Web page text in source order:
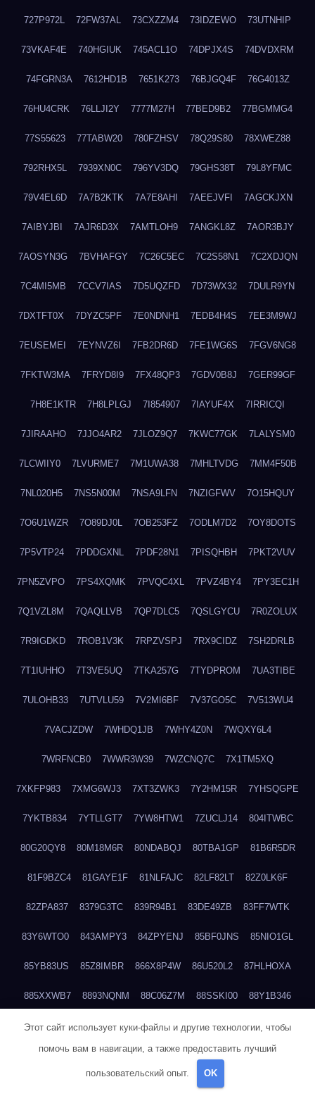
727P972L 72FW37AL 73CXZZM4 73IDZEWO 73UTNHIP
73VKAF4E 740HGIUK 745ACL1O 74DPJX4S 74DVDXRM
74FGRN3A 7612HD1B 7651K273 76BJGQ4F 76G4013Z
76HU4CRK 76LLJI2Y 7777M27H 77BED9B2 77BGMMG4
77S55623 77TABW20 780FZHSV 78Q29S80 78XWEZ88
792RHX5L 7939XN0C 796YV3DQ 79GHS38T 79L8YFMC
79V4EL6D 7A7B2KTK 7A7E8AHI 7AEEJVFI 7AGCKJXN
7AIBYJBI 7AJR6D3X 7AMTLOH9 7ANGKL8Z 7AOR3BJY
7AOSYN3G 7BVHAFGY 7C26C5EC 7C2S58N1 7C2XDJQN
7C4MI5MB 7CCV7IAS 7D5UQZFD 7D73WX32 7DULR9YN
7DXTFT0X 7DYZC5PF 7E0NDNH1 7EDB4H4S 7EE3M9WJ
7EUSEMEI 7EYNVZ6I 7FB2DR6D 7FE1WG6S 7FGV6NG8
7FKTW3MA 7FRYD8I9 7FX48QP3 7GDV0B8J 7GER99GF
7H8E1KTR 7H8LPLGJ 7I854907 7IAYUF4X 7IRRICQI
7JIRAAHO 7JJO4AR2 7JLOZ9Q7 7KWC77GK 7LALYSM0
7LCWIIY0 7LVURME7 7M1UWA38 7MHLTVDG 7MM4F50B
7NL020H5 7NS5N00M 7NSA9LFN 7NZIGFWV 7O15HQUY
7O6U1WZR 7O89DJ0L 7OB253FZ 7ODLM7D2 7OY8DOTS
7P5VTP24 7PDDGXNL 7PDF28N1 7PISQHBH 7PKT2VUV
7PN5ZVPO 7PS4XQMK 7PVQC4XL 7PVZ4BY4 7PY3EC1H
7Q1VZL8M 7QAQLLVB 7QP7DLC5 7QSLGYCU 7R0ZOLUX
7R9IGDKD 7ROB1V3K 7RPZVSPJ 7RX9CIDZ 7SH2DRLB
7T1IUHHO 7T3VE5UQ 7TKA257G 7TYDPROM 7UA3TIBE
7ULOHB33 7UTVLU59 7V2MI6BF 7V37GO5C 7V513WU4
7VACJZDW 7WHDQ1JB 7WHY4Z0N 7WQXY6L4
7WRFNCB0 7WWR3W39 7WZCNQ7C 7X1TM5XQ
7XKFP983 7XMG6WJ3 7XT3ZWK3 7Y2HM15R 7YHSQGPE
7YKTB834 7YTLLGT7 7YW8HTW1 7ZUCLJ14 804ITWBC
80G20QY8 80M18M6R 80NDABQJ 80TBA1GP 81B6R5DR
81F9BZC4 81GAYE1F 81NLFAJC 82LF82LT 82Z0LK6F
82ZPA837 8379G3TC 839R94B1 83DE49ZB 83FF7WTK
83Y6WTO0 843AMPY3 84ZPYENJ 85BF0JNS 85NIO1GL
85YB83US 85Z8IMBR 866X8P4W 86U520L2 87HLHOXA
885XXWB7 8893NQNM 88C06Z7M 88SSKI00 88Y1B346
88ZYQON6 88ZZ29JA 895NL72T 89WVKQCH 8A6B5EEP
8BBJWQMN 8BJPIIGO 8BSWANL0 8BVB056I 8BZT9YKF
8CEG9O6P
Этот сайт использует куки-файлы и другие технологии, чтобы
помочь вам в навигации, а также предоставить лучший
пользовательский опыт. OK